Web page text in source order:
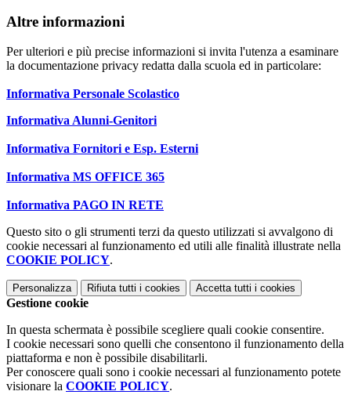
Altre informazioni
Per ulteriori e più precise informazioni si invita l'utenza a esaminare
la documentazione privacy redatta dalla scuola ed in particolare:
Informativa Personale Scolastico
Informativa Alunni-Genitori
Informativa Fornitori e Esp. Esterni
Informativa MS OFFICE 365
Informativa PAGO IN RETE
Questo sito o gli strumenti terzi da questo utilizzati si avvalgono di
cookie necessari al funzionamento ed utili alle finalità illustrate nella
COOKIE POLICY.
Personalizza Rifiuta tutti i cookies Accetta tutti i cookies
Gestione cookie
In questa schermata è possibile scegliere quali cookie consentire.
I cookie necessari sono quelli che consentono il funzionamento della
piattaforma e non è possibile disabilitarli.
Per conoscere quali sono i cookie necessari al funzionamento potete
visionare la COOKIE POLICY.